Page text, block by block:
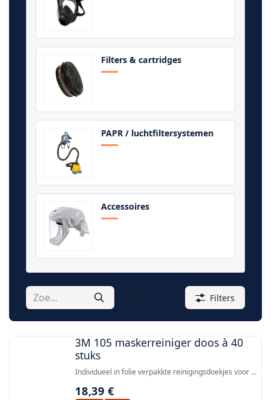
Filters & cartridges
PAPR / luchtfiltersystemen
Accessoires
Filters
3M 105 maskerreiniger doos à 40
stuks
Individueel in folie verpakkte reinigingsdoekjes voor de
volgelaatsmaskers — doos à 40 stuks.
18,39 €